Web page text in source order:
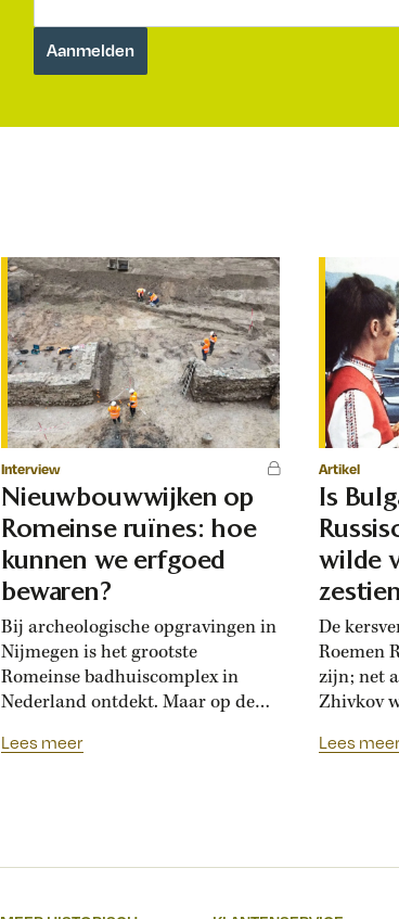
Interview
Nieuwbouwwijken op
Romeinse ruïnes: hoe
kunnen we erfgoed
bewaren?
Bij archeologische opgravingen in
Nijmegen is het grootste
Romeinse badhuiscomplex in
Nederland ontdekt. Maar op de
binnenkort een nieuwe woonwijk
Lees meer
Artikel
Is
wilde
maken
De
Roemen
zijn; net
Zhivkov
1878. Die
Lees